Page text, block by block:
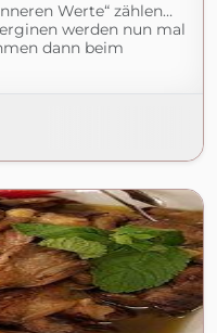
Werte“ zählen…
werden nun mal
dann beim